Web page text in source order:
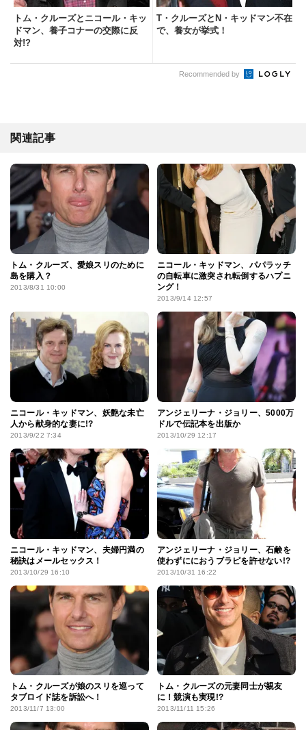
トム・クルーズとニコール・キッ
ドマン、養子コナーの交際に反
対!?
T・クルーズとN・キッドマン不在
で、養女が挙式！
Recommended by
関連記事
トム・クルーズ、愛娘スリのために
島を購入？
2013/8/31 10:00
ニコール・キッドマン、パパラッチ
の自転車に激突され転倒するハプニ
ング！
2013/9/14 12:57
ニコール・キッドマン、妖艶な未亡
人から献身的な妻に!?
2013/9/22 7:34
アンジェリーナ・ジョリー、5000万
ドルで伝記本を出版か
2013/10/29 12:17
ニコール・キッドマン、夫婦円満の
秘訣はメールセックス！
2013/10/29 16:10
アンジェリーナ・ジョリー、石鹸を
使わずににおうブラピを許せない!?
2013/10/31 16:22
トム・クルーズが娘のスリを巡って
タブロイド誌を訴訟へ！
2013/11/7 13:00
トム・クルーズの元妻同士が親友
に！競演も実現!?
2013/11/11 15:26